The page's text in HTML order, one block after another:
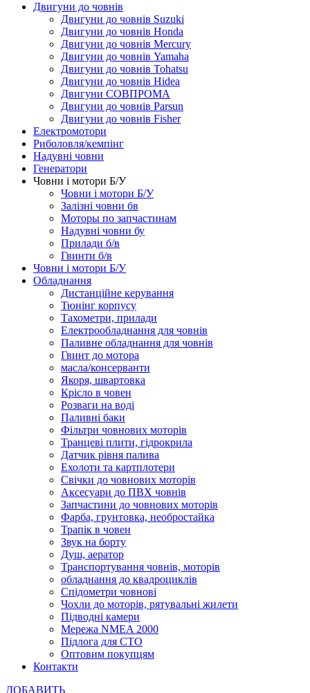
Двигуни до човнів
Двигуни до човнів Suzuki
Двигуни до човнів Honda
Двигуни до човнів Mercury
Двигуни до човнів Yamaha
Двигуни до човнів Tohatsu
Двигуни до човнів Hidea
Двигуни СОВПРОМА
Двигуни до човнів Parsun
Двигуни до човнів Fisher
Електромотори
Риболовля/кемпінг
Надувні човни
Генератори
Човни і мотори Б/У
Човни і мотори Б/У
Залізні човни бв
Моторы по запчастинам
Надувні човни бу
Прилади б/в
Гвинти б/в
Човни і мотори Б/У
Обладнання
Дистанційне керування
Тюнінг корпусу
Тахометри, прилади
Електрообладнання для човнів
Паливне обладнання для човнів
Гвинт до мотора
масла/консерванти
Якоря, швартовка
Крісло в човен
Розваги на воді
Паливні баки
Фільтри човнових моторів
Транцеві плити, гідрокрила
Датчик рівня палива
Ехолоти та картплотери
Cвічки до човнових моторів
Аксесуари до ПВХ човнів
Запчастини до човнових моторів
Фарба, грунтовка, необростайка
Трапік в човен
Звук на борту
Душ, аератор
Транспортування човнів, моторів
обладнання до квадроциклів
Спідометри човнові
Чохли до моторів, рятувальні жилети
Підводні камери
Мережа NMEA 2000
Підлога для СТО
Оптовим покупцям
Контакти
ДОБАВИТЬ